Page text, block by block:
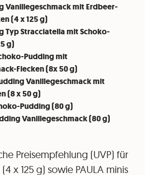
Vanillegeschmack mit Erdbeer-
(4 x 125 g)
Typ Stracciatella mit Schoko-
g)
Pudding mit
Flecken (8x 50 g)
Vanillegeschmack mit
(8 x 50 g)
Pudding (80 g)
Vanillegeschmack (80 g)
Preisempfehlung (UVP) für
x 125 g) sowie PAULA minis